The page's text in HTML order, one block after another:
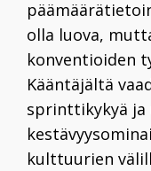
olla luova,
konventioiden
Kääntäjältä
sprinttikykyä
kulttuurien